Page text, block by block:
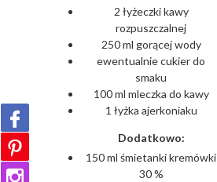
2 łyżeczki kawy
rozpuszczalnej
250 ml gorącej wody
ewentualnie cukier do
smaku
100 ml mleczka do kawy
1 łyżka ajerkoniaku
Dodatkowo:
150 ml śmietanki kremówki
30 %